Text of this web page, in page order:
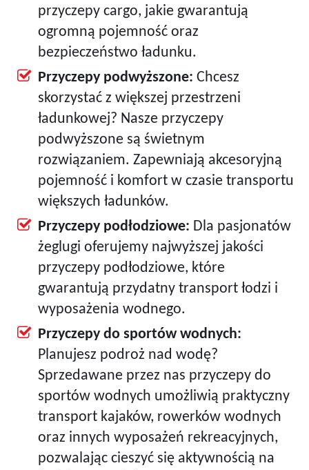
przyczepy cargo, jakie gwarantują
ogromną pojemność oraz
bezpieczeństwo ładunku.
Przyczepy podwyższone: Chcesz
skorzystać z większej przestrzeni
ładunkowej? Nasze przyczepy
podwyższone są świetnym
rozwiązaniem. Zapewniają akcesoryjną
pojemność i komfort w czasie transportu
większych ładunków.
Przyczepy podłodziowe: Dla pasjonatów
żeglugi oferujemy najwyższej jakości
przyczepy podłodziowe, które
gwarantują przydatny transport łodzi i
wyposażenia wodnego.
Przyczepy do sportów wodnych:
Planujesz podroż nad wodę?
Sprzedawane przez nas przyczepy do
sportów wodnych umożliwią praktyczny
transport kajaków, rowerków wodnych
oraz innych wyposażeń rekreacyjnych,
pozwalając cieszyć się aktywnością na